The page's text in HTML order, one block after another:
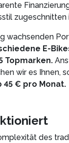
zugeschnitten
wachsenden
E-
Topmarken.
wir es Ihnen,
45 € pro Monat.
des